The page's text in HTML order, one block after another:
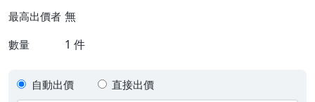
最高出價者 無
數量 1 件
自動出價 直接出價